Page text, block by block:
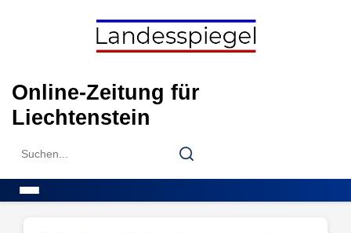
Online-Zeitung für
Liechtenstein
Search
Search